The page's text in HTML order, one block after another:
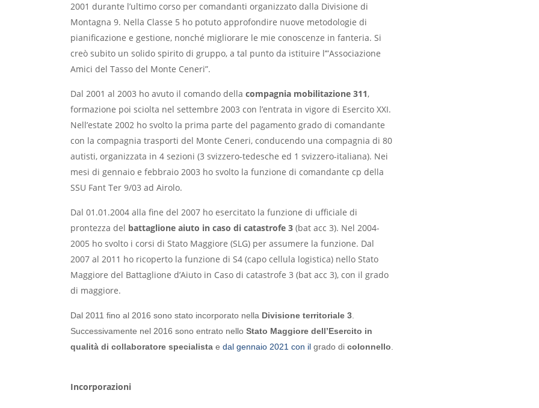
2001 durante l’ultimo corso per comandanti organizzato dalla Divisione di
Montagna 9. Nella Classe 5 ho potuto approfondire nuove metodologie di
pianificazione e gestione, nonché migliorare le mie conoscenze in fanteria. Si
creò subito un solido spirito di gruppo, a tal punto da istituire l’”Associazione
Amici del Tasso del Monte Ceneri”.
Dal 2001 al 2003 ho avuto il comando della compagnia mobilitazione 311,
formazione poi sciolta nel settembre 2003 con l’entrata in vigore di Esercito XXI.
Nell’estate 2002 ho svolto la prima parte del pagamento grado di comandante
con la compagnia trasporti del Monte Ceneri, conducendo una compagnia di 80
autisti, organizzata in 4 sezioni (3 svizzero-tedesche ed 1 svizzero-italiana). Nei
mesi di gennaio e febbraio 2003 ho svolto la funzione di comandante cp della
SSU Fant Ter 9/03 ad Airolo.
Dal 01.01.2004 alla fine del 2007 ho esercitato la funzione di ufficiale di
prontezza del battaglione aiuto in caso di catastrofe 3 (bat acc 3). Nel 2004-
2005 ho svolto i corsi di Stato Maggiore (SLG) per assumere la funzione. Dal
2007 al 2011 ho ricoperto la funzione di S4 (capo cellula logistica) nello Stato
Maggiore del Battaglione d’Aiuto in Caso di catastrofe 3 (bat acc 3), con il grado
di maggiore.
Dal 2011 fino al 2016 sono stato incorporato nella Divisione territoriale 3
Successivamente nel 2016 sono entrato nello Stato Maggiore dell’Esercito in
qualità di collaboratore specialista e dal gennaio 2021 con il grado di colonnello
Incorporazioni